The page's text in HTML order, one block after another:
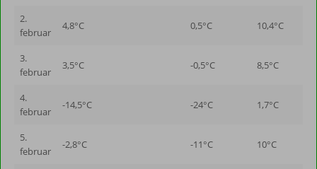
2.
februar
4,8°C 0,5°C 10,4°C
3.
februar
3,5°C -0,5°C 8,5°C
4.
februar
-14,5°C -24°C 1,7°C
5.
februar
-2,8°C -11°C 10°C